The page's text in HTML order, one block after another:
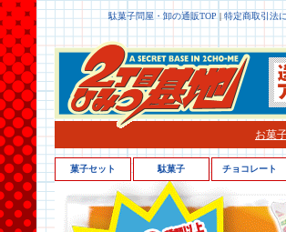
駄菓子問屋・卸の通販TOP | 特定商取引法
お菓